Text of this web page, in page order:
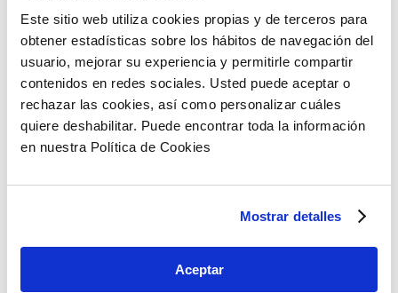
Este sitio web utiliza cookies propias y de terceros para
obtener estadísticas sobre los hábitos de navegación del
usuario, mejorar su experiencia y permitirle compartir
contenidos en redes sociales. Usted puede aceptar o
rechazar las cookies, así como personalizar cuáles
quiere deshabilitar. Puede encontrar toda la información
en nuestra Política de Cookies
Mostrar detalles
Aceptar
cambio de tendencia a nivel europeo señalan un
nuevo ciclo de crecimiento en la zona sur
europea.
Las finanzas de la transición ecológica son una
vía para desbloquear las serias dificultades de